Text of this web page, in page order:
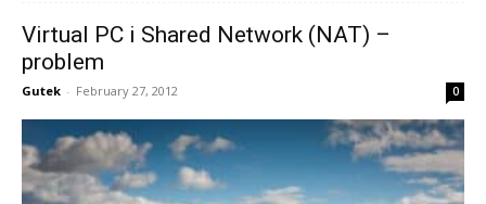
Virtual PC i Shared Network (NAT) –
problem
Gutek - February 27, 2012 0